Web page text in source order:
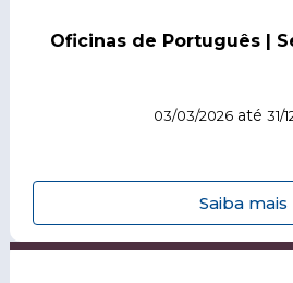
Oficinas de Português |
03/03/2026 até 31/
Saiba mais